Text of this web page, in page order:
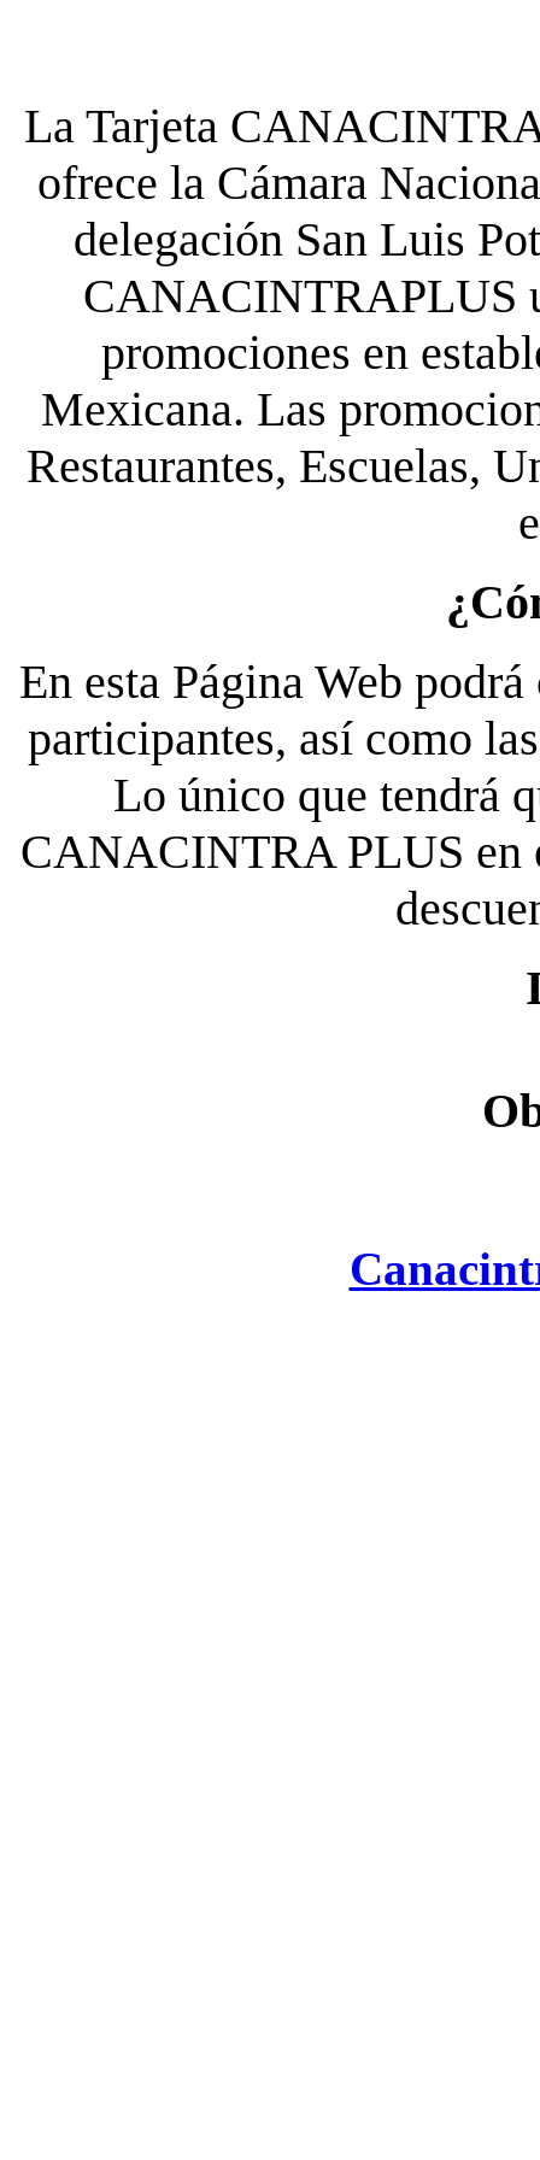
La Tarjeta
ofrece la Cámara
delegación San Luis
CANACINTRAPLUS
promociones en
Mexicana. Las
Restaurantes, Escuelas,
En esta Página Web
participantes, así como
Lo único que tendrá
CANACINTRA PLUS en